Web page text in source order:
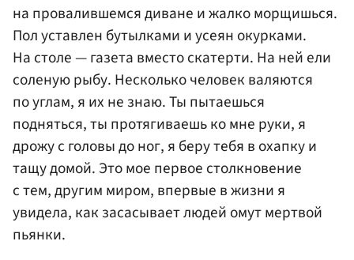
на провалившемся диване и жалко морщишься.
Пол уставлен бутылками и усеян окурками.
На столе — газета вместо скатерти. На ней ели
соленую рыбу. Несколько человек валяются
по углам, я их не знаю. Ты пытаешься
подняться, ты протягиваешь ко мне руки, я
дрожу с головы до ног, я беру тебя в охапку и
тащу домой. Это мое первое столкновение
с тем, другим миром, впервые в жизни я
увидела, как засасывает людей омут мертвой
пьянки.